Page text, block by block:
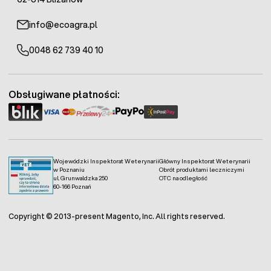
info@ecoagra.pl
0048 62 739 40 10
Wojewódzki Inspektorat Weterynarii
w Poznaniu
ul. Grunwaldzka 250
60-166 Poznań
Główny Inspektorat Weterynarii
Obrót produktami leczniczymi
OTC na odległość
Obsługiwane płatności:
Copyright © 2013-present Magento, Inc. All rights reserved.